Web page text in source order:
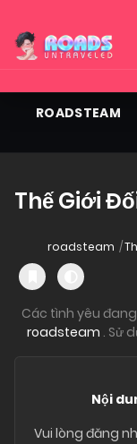
ROADSTEAM
Thế Giới
roadsteam
Các tình yêu
roadsteam . Sử
Nội
Vui lòng đăng